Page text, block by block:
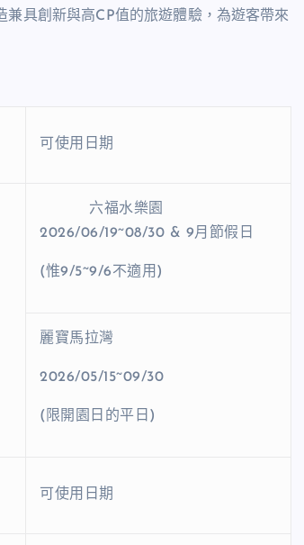
具創新與高CP值的旅遊體驗，為遊客帶來
可使用日期
六福水樂園
2026/06/19~08/30 & 9月節假日
(惟9/5~9/6不適用)
麗寶馬拉灣
2026/05/15~09/30
(限開園日的平日)
可使用日期